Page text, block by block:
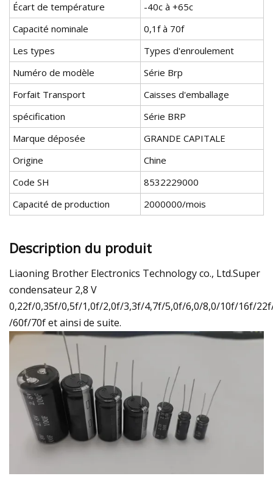
Écart de température
-40c à +65c
Capacité nominale
0,1f à 70f
Les types
Types d'enroulement
Numéro de modèle
Série Brp
Forfait Transport
Caisses d'emballage
spécification
Série BRP
Marque déposée
GRANDE CAPITALE
Origine
Chine
Code SH
8532229000
Capacité de production
2000000/mois
Description du produit
Liaoning Brother Electronics Technology co., Ltd.Super
condensateur 2,8 V
0,22f/0,35f/0,5f/1,0f/2,0f/3,3f/4,7f/5,0f/6,0/8,0/10f/16f/
/60f/70f et ainsi de suite.